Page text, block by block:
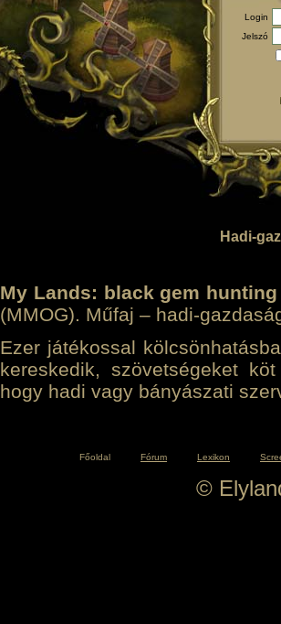
Login
Jelszó
Hadi-
My Lands: black gem hunting
(MMOG). Műfaj – hadi-
Ezer játékossal
kereskedik, szövetségeket
hogy hadi vagy bányászati
Főoldal Fórum Lexikon
©